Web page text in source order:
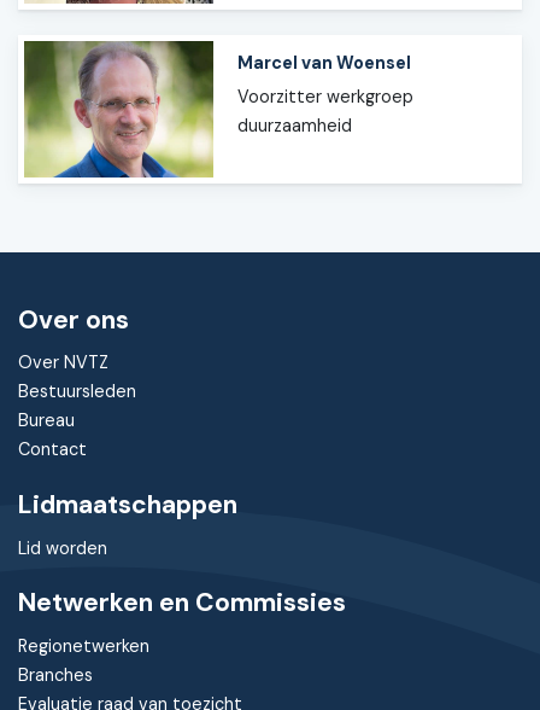
Marcel van Woensel
Voorzitter werkgroep
duurzaamheid
Over ons
Over NVTZ
Bestuursleden
Bureau
Contact
Lidmaatschappen
Lid worden
Netwerken en Commissies
Regionetwerken
Branches
Evaluatie raad van toezicht